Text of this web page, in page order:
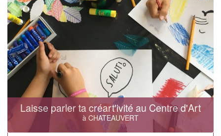
Laisse parler ta créart'ivité au Centre d'Art
à CHATEAUVERT